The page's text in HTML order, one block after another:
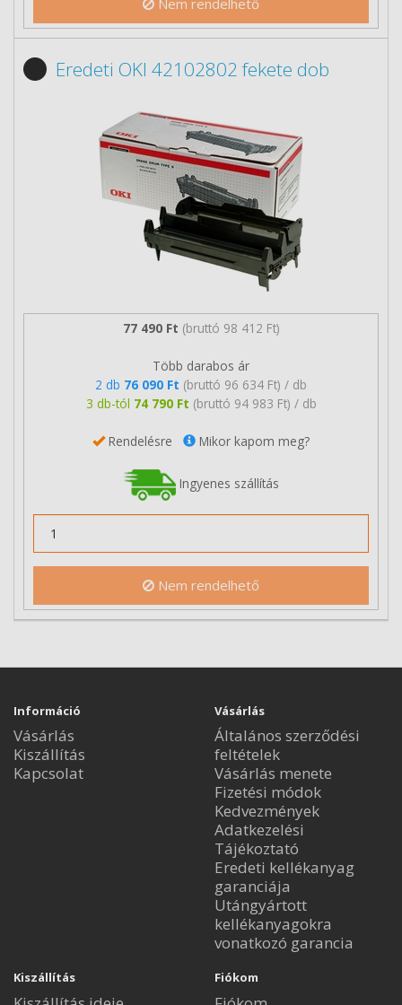
Nem rendelhető
Eredeti OKI 42102802 fekete dob
77 490 Ft (bruttó 98 412 Ft)
Több darabos ár
2 db 76 090 Ft (bruttó 96 634 Ft) / db
3 db-tól 74 790 Ft (bruttó 94 983 Ft) / db
Rendelésre Mikor kapom meg?
Ingyenes szállítás
Nem rendelhető
Információ
Vásárlás
Kiszállítás
Kapcsolat
Vásárlás
Általános szerződési
feltételek
Vásárlás menete
Fizetési módok
Kedvezmények
Adatkezelési
Tájékoztató
Eredeti kellékanyag
garanciája
Utángyártott
kellékanyagokra
vonatkozó garancia
Kiszállítás Fiókom